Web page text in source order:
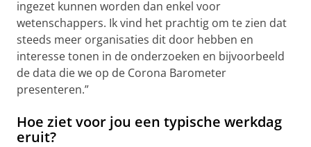
ingezet kunnen worden dan enkel voor
wetenschappers. Ik vind het prachtig om te zien dat
steeds meer organisaties dit door hebben en
interesse tonen in de onderzoeken en bijvoorbeeld
de data die we op de Corona Barometer
presenteren.”
Hoe ziet voor jou een typische werkdag
eruit?